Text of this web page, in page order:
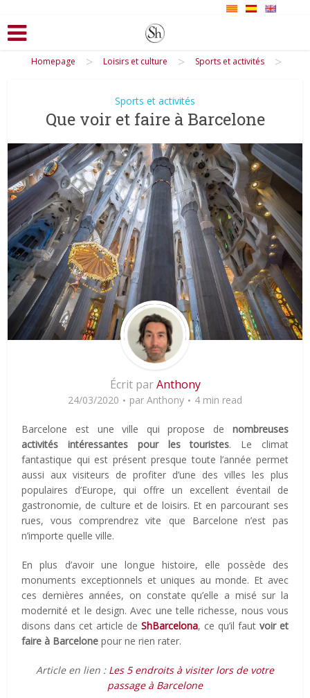
Homepage > Loisirs et culture > Sports et activités >
Sports et activités
Que voir et faire à Barcelone
Écrit parAnthony
24/03/2020 par Anthony 4 min read
Barcelone est une ville qui propose de nombreuses
activités intéressantes pour les touristes. Le climat
fantastique qui est présent presque toute l’année permet
aussi aux visiteurs de profiter d’une des villes les plus
populaires d’Europe, qui offre un excellent éventail de
gastronomie, de culture et de loisirs. Et en parcourant ses
rues, vous comprendrez vite que Barcelone n’est pas
n’importe quelle ville.
En plus d’avoir une longue histoire, elle possède des
monuments exceptionnels et uniques au monde. Et avec
ces dernières années, on constate qu’elle a misé sur la
modernité et le design. Avec une telle richesse, nous vous
disons dans cet article de ShBarcelona, ce qu’il faut voir et
faire à Barcelonepour ne rien rater.
Article en lien : Les 5 endroits à visiter lors de votre
passage à Barcelone